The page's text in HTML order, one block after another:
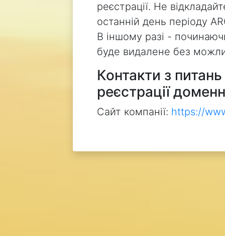
реєстрації. Не
останній день періоду
В іншому разі -
буде видалене без
Контакти з
реєстрації
Сайт компанії: https://